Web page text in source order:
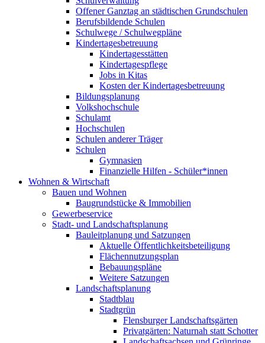
Offener Ganztag an städtischen Grundschulen
Berufsbildende Schulen
Schulwege / Schulwegpläne
Kindertagesbetreuung
Kindertagesstätten
Kindertagespflege
Jobs in Kitas
Kosten der Kindertagesbetreuung
Bildungsplanung
Volkshochschule
Schulamt
Hochschulen
Schulen anderer Träger
Schulen
Gymnasien
Finanzielle Hilfen - Schüler*innen
Wohnen & Wirtschaft
Bauen und Wohnen
Baugrundstücke & Immobilien
Gewerbeservice
Stadt- und Landschaftsplanung
Bauleitplanung und Satzungen
Aktuelle Öffentlichkeitsbeteiligung
Flächennutzungsplan
Bebauungspläne
Weitere Satzungen
Landschaftsplanung
Stadtblau
Stadtgrün
Flensburger Landschaftsgärten
Privatgärten: Naturnah statt Schotter